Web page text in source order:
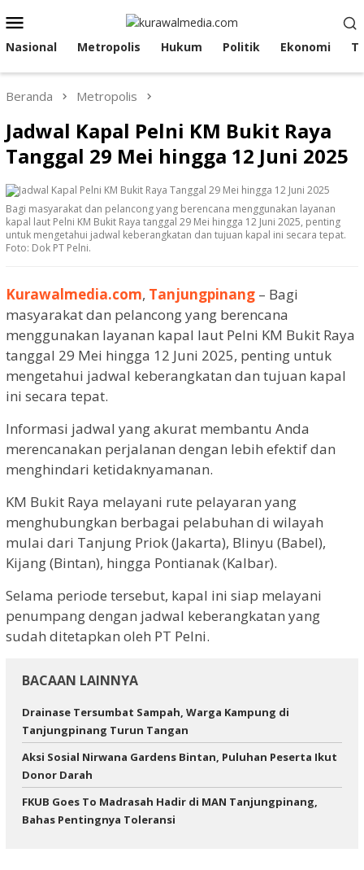
ke
kontenMobile
Nasional Metropolis Hukum Politik Ekonomi
Beranda Metropolis
Jadwal Kapal Pelni KM Bukit Raya
Tanggal 29 Mei hingga 12 Juni 2025
Bagi masyarakat dan pelancong yang berencana menggunakan layanan
kapal laut Pelni KM Bukit Raya tanggal 29 Mei hingga 12 Juni 2025, penting
untuk mengetahui jadwal keberangkatan dan tujuan kapal ini secara tepat.
Foto: Dok PT Pelni.
Kurawalmedia.com, Tanjungpinang – Bagi
masyarakat dan pelancong yang berencana
menggunakan layanan kapal laut Pelni KM Bukit Raya
tanggal 29 Mei hingga 12 Juni 2025, penting untuk
mengetahui jadwal keberangkatan dan tujuan kapal
ini secara tepat.
Informasi jadwal yang akurat membantu Anda
merencanakan perjalanan dengan lebih efektif dan
menghindari ketidaknyamanan.
KM Bukit Raya melayani rute pelayaran yang
menghubungkan berbagai pelabuhan di wilayah
mulai dari Tanjung Priok (Jakarta), Blinyu (Babel),
Kijang (Bintan), hingga Pontianak (Kalbar).
Selama periode tersebut, kapal ini siap melayani
penumpang dengan jadwal keberangkatan yang
sudah ditetapkan oleh PT Pelni.
BACAAN LAINNYA
Drainase Tersumbat Sampah, Warga Kampung di
Tanjungpinang Turun Tangan
Aksi Sosial Nirwana Gardens Bintan, Puluhan Peserta Ikut
Donor Darah
FKUB Goes To Madrasah Hadir di MAN Tanjungpinang,
Bahas Pentingnya Toleransi